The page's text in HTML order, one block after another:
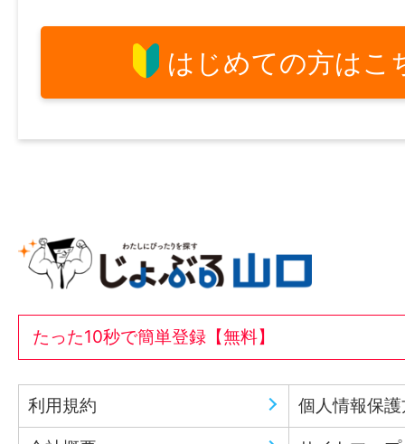
はじめての方はこ
たった10秒で簡単登録【無料】
利用規約 個人情報保